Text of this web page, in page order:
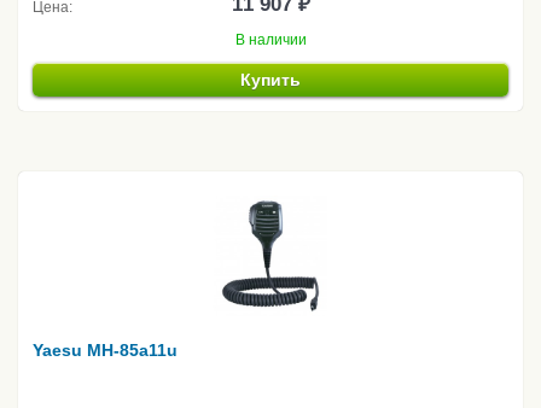
Цена:
В наличии
Купить
Yaesu MH-85a11u